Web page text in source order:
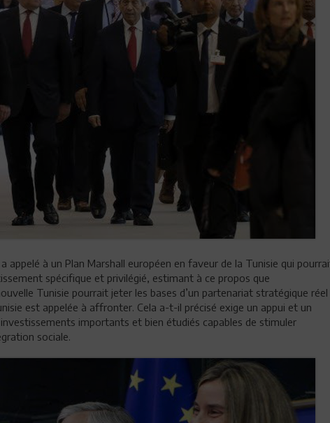
appelé à un Plan Marshall européen en faveur de la Tunisie qui
spécifique et privilégié, estimant à ce propos que
Tunisie pourrait jeter les bases d’un partenariat stratégique réel
est appelée à affronter. Cela a-t-il précisé exige un appui et un
importants et bien étudiés capables de stimuler
sociale.